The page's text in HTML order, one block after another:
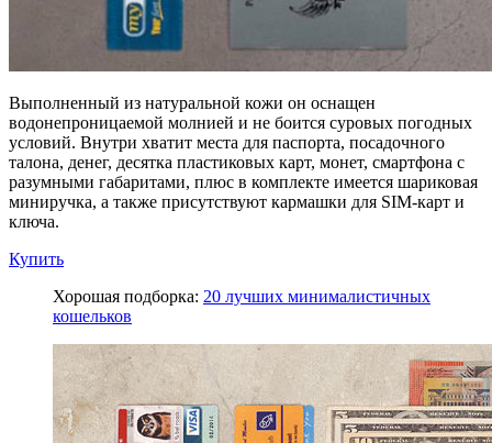
Выполненный из натуральной кожи он оснащен
водонепроницаемой молнией и не боится суровых погодных
условий. Внутри хватит места для паспорта, посадочного
талона, денег, десятка пластиковых карт, монет, смартфона с
разумными габаритами, плюс в комплекте имеется шариковая
миниручка, а также присутствуют кармашки для SIM-карт и
ключа.
Купить
Хорошая подборка: 20 лучших минималистичных
кошельков